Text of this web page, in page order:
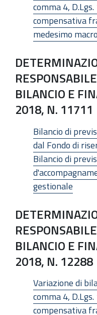
comma 4,
compensativa
medesimo
BILANCIO E
2018, N. 11711
Bilancio di
dal Fondo di
Bilancio di
gestionale
BILANCIO E
2018, N. 12288
Variazione di
comma 4,
compensativa